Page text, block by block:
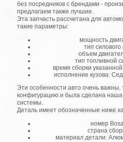
без посредников с брендами -
предлагаем также лучшие.
Эта запчасть рассчитана для
такие параметры:
мощность
тип силового
объем
тип топливной
время сборки
исполнение кузова:
Эти особенности авто очень
конфигурацию и была сделана наша
системы.
Деталь имеет обозначенные ниже
номер
страна
материал детали: